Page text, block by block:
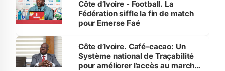
Côte d’Ivoire - Football. La
Fédération siffle la fin de match
pour Emerse Faé
Côte d’Ivoire. Café-cacao: Un
Système national de Traçabilité
pour améliorer l’accès au marché